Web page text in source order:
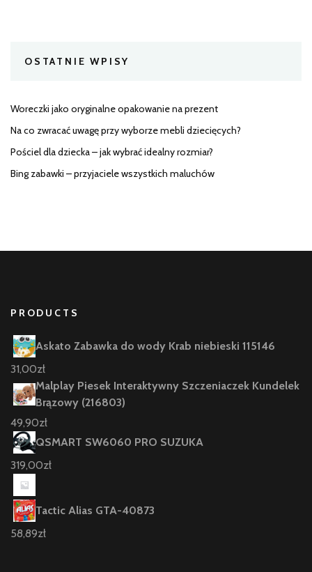
OSTATNIE WPISY
Woreczki jako oryginalne opakowanie na prezent
Na co zwracać uwagę przy wyborze mebli dziecięcych?
Pościel dla dziecka – jak wybrać idealny rozmiar?
Bing zabawki – przyjaciele wszystkich maluchów
PRODUCTS
Askato Zabawka do wody Krab niebieski 115146
31,00zł
Malplay Piesek Interaktywny Szczeniaczek Kundelek
Brązowy (216803)
49,90zł
QSMART SW6060 PRO SUZUKA
319,00zł
Tactic Alias GTA-40873
58,89zł